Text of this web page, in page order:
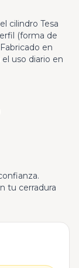
cilindro Tesa
(forma de
en
el uso diario en
tu cerradura